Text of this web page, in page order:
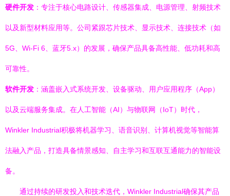
硬件开发 ：专注于核心电路设计、传感器集成、电源管理、射频技术
以及新型材料应用等。公司紧跟芯片技术、显示技术、连接技术（如
5G、Wi-Fi 6、蓝牙5.x）的发展，确保产品具备高性能、低功耗和高
可靠性。
软件开发 ：涵盖嵌入式系统开发、设备驱动、用户应用程序（App）
以及云端服务集成。在人工智能（AI）与物联网（IoT）时代，
Winkler Industrial积极将机器学习、语音识别、计算机视觉等智能算
法融入产品，打造具备情景感知、自主学习和互联互通能力的智能设
备。
通过持续的研发投入和技术迭代，Winkler Industrial确保其产品